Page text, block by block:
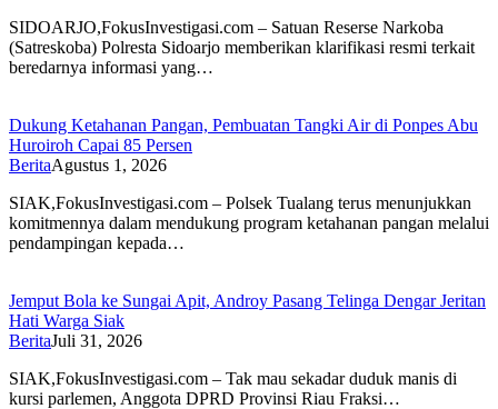
SIDOARJO,FokusInvestigasi.com – Satuan Reserse Narkoba
(Satreskoba) Polresta Sidoarjo memberikan klarifikasi resmi terkait
beredarnya informasi yang…
Dukung Ketahanan Pangan, Pembuatan Tangki Air di Ponpes Abu
Huroiroh Capai 85 Persen
BeritaAgustus 1, 2026
SIAK,FokusInvestigasi.com – Polsek Tualang terus menunjukkan
komitmennya dalam mendukung program ketahanan pangan melalui
pendampingan kepada…
Jemput Bola ke Sungai Apit, Androy Pasang Telinga Dengar Jeritan
Hati Warga Siak
BeritaJuli 31, 2026
SIAK,FokusInvestigasi.com – Tak mau sekadar duduk manis di
kursi parlemen, Anggota DPRD Provinsi Riau Fraksi…